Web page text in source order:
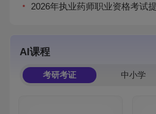
2026年执业药师职业资格考试
AI课程
考研考证 中小学